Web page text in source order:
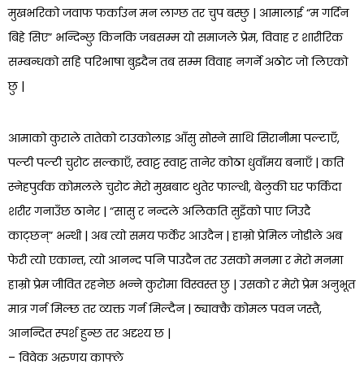
मुखभरिको जवाफ फर्काउन मन लाग्छ तर चुप बस्छु | आमालाई “म गर्दिन
बिहे सिए” भन्दिन्छु किनकि जबसम्म यो समाजले प्रेम, विवाह र शारीरिक
सम्बन्धको सहि परिभाषा बुझ्दैन तब सम्म विवाह नगर्ने अठोट जो लिएको
छु |
आमाको कुराले तातेको टाउकोलाइ आँसु सोस्ने साथि सिरानीमा पल्टाएँ,
पल्टी पल्टी चुरोट सल्काएँ, स्वाट्ट स्वाट्ट तानेर कोठा धुवाँमय बनाएँ | कति
स्नेहपुर्वक कोमलले चुरोट मेरो मुखबाट थुतेर फाल्थी, बेलुकी घर फर्किदा
शरीर गनाउँछ ठानेर | “सासु र नन्दले अलिकति सुइँको पाए जिउदै
काट्छन्” भन्थी | अब त्यो समय फर्केर आउदैन | हाम्रो प्रेमिल जोडीले अब
फेरी त्यो एकान्त, त्यो आनन्द पनि पाउदैन तर उसको मनमा र मेरो मनमा
हाम्रो प्रेम जीवित रहनेछ भन्ने कुरोमा विस्वस्त छु | उसको र मेरो प्रेम अनुभूत
मात्र गर्न मिल्छ तर व्यक्त गर्न मिल्दैन | ठ्याक्कै कोमल पवन जस्तै,
आनन्दित स्पर्श हुन्छ तर अदृश्य छ |
– विवेक अरुणय काफ्ले